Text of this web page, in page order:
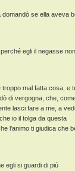
se ella aveva
egli il negasse non
troppo mal fatta cosa, e
di vergogna, che,
lasci fare a me, a
io il tolga da questa
l'animo ti giudica che
egli si guardi di piú